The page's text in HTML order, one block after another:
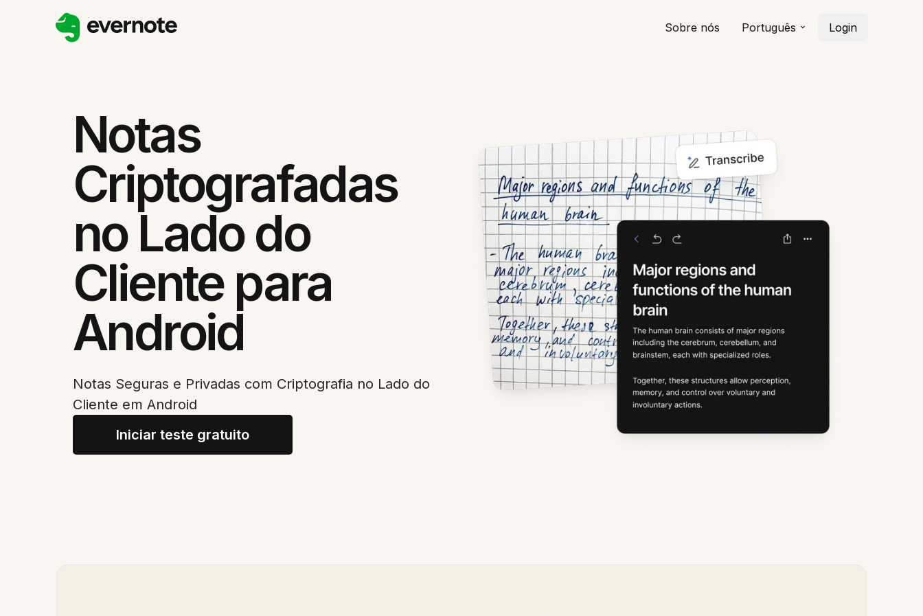
Sobre nós Português Login
Notas
Criptografadas
no Lado do
Cliente para
Android
Notas Seguras e Privadas com Criptografia no Lado do
Cliente em Android
Iniciar teste gratuito